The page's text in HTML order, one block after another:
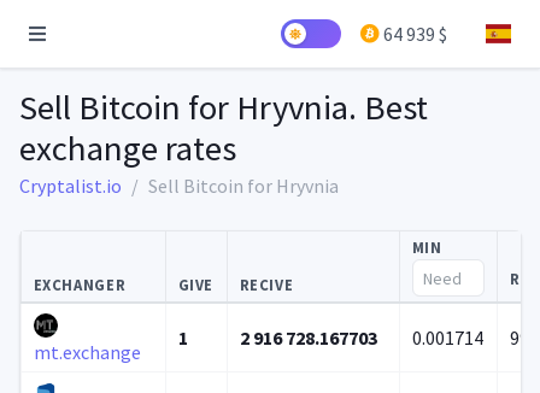
64 939 $
Sell Bitcoin for Hryvnia. Best
exchange rates
Cryptalist.io Sell Bitcoin for Hryvnia
EXCHANGER GIVE RECIVE
MIN
mt.exchange
1 2 916 728.167703 0.001714 99